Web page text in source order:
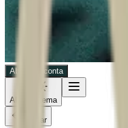
Abra sua conta
Alternar tema
Voltar